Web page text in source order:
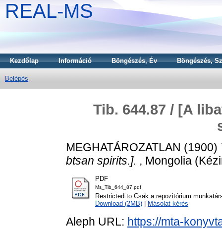
REAL-MS
Kezdőlap Információ Böngészés, Év Böngészés,
Belépés
Tib. 644.87 / [A
MEGHATÁROZATLAN (1900)
btsan spirits.]. , Mongolia
PDF
Ms_Tib_644_87.pdf
Restricted to Csak a repozitórium
Download (2MB)
Másolat kérés
Aleph URL: https://mta-